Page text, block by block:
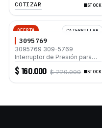
COTIZAR STOCK
OFERTA CATERPILLAR
3095769
3095769 309-5769
Interruptor de Presión para
Caterpillar 312D 320C 320D
330C 336D
$ 160.000 $ 220.000 STOCK